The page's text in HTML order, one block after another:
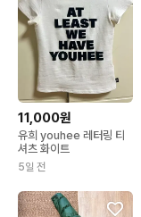
11,000원
유희 youhee 레터링 티
셔츠 화이트
5일 전